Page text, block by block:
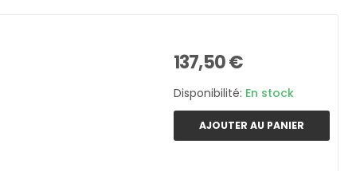
137,50 €
Disponibilité: En stock
AJOUTER AU PANIER